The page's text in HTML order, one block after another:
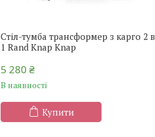
Стіл-тумба трансформер з карго 2 в
1 Rand Knap Knap
5 280 ₴
В наявності
Купити